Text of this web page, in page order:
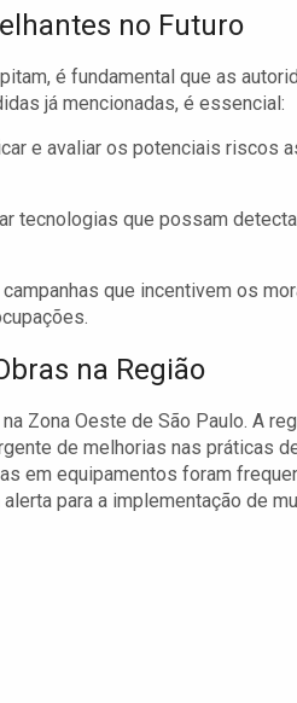
no Futuro
é fundamental que as
já mencionadas, é essencial:
e avaliar os potenciais riscos
tecnologias que possam
que incentivem os
na Região
Zona Oeste de São Paulo. A
de melhorias nas práticas
em equipamentos foram
para a implementação de